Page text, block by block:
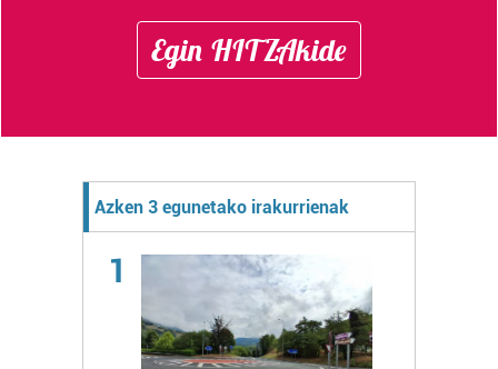
Egin HITZAkide
Azken 3 egunetako irakurrienak
1